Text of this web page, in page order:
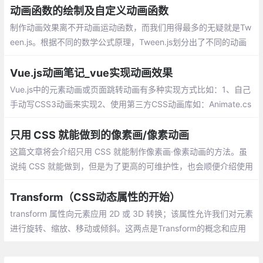
边框有颜色的空心圆。然后声明一个该元素
逆时针旋转360度的动画，并让该动画无限
播放(infinite)即可
动画函数的绘制及自定义动画函数
制作动画效果离不开动画运动函数，而我们用得最多的无疑就是Tw
een.js。根据不同的数学公式原理，Tween.js划分出了不同的动画
快、ease out 先块后慢、ease in out 先慢后快再慢
Vue.js动画笔记_vue实现动画效果
Vue.js中的元素动画或页面跳转动画有多种实现方式比如：1、自己
手动写CSS3动画来实现2、使用第三方CSS动画库如：Animate.cs
s。
只用 CSS 就能做到的像素画/像素动画
这篇文章将会介绍只用 CSS 就能制作像素画·像素动画的方法。虽
说纯 CSS 就能做到，但是为了更高的可维护性，也会顺便介绍使用
Transform（CSS动态属性的开始）
transform 属性向元素应用 2D 或 3D 转换；该属性允许我们对元素
进行旋转、缩放、移动或倾斜。这两点是Transform的概念和应用